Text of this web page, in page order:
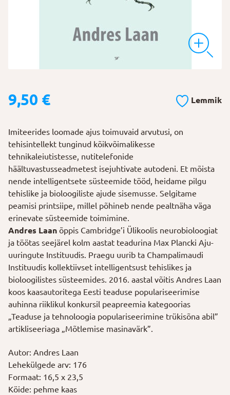
9,50 € Lemmik
Imiteerides loomade ajus toimuvaid arvutusi, on
tehisintellekt tunginud kõikvõimalikesse
tehnikaleiutistesse, nutitelefonide
häältuvastusseadmetest isejuhtivate autodeni. Et mõista
nende intelligentsete süsteemide tööd, heidame pilgu
tehislike ja bioloogiliste ajude sisemusse. Selgitame
peamisi printsiipe, millel põhineb nende pealtnäha väga
erinevate süsteemide toimimine.
Andres Laan õppis Cambridge’i Ülikoolis neurobioloogiat
ja töötas seejärel kolm aastat teadurina Max Plancki Aju-
uuringute Instituudis. Praegu uurib ta Champalimaudi
Instituudis kollektiivset intelligentsust tehislikes ja
bioloogilistes süsteemides. 2016. aastal võitis Andres Laan
koos kaasautoritega Eesti teaduse populariseerimise
auhinna riiklikul konkursil peapreemia kategoorias
„Teaduse ja tehnoloogia populariseerimine trükisõna abil”
artikliseeriaga „Mõtlemise masinavärk”.
Autor: Andres Laan
Lehekülgede arv: 176
Formaat: 16,5 x 23,5
Köide: pehme kaas